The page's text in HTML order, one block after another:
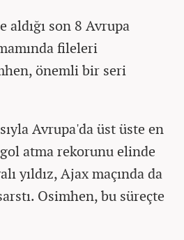
aldığı son 8 Avrupa
fileleri
önemli bir seri
Avrupa'da üst üste en
atma rekorunu elinde
yıldız, Ajax maçında da
Osimhen, bu süreçte